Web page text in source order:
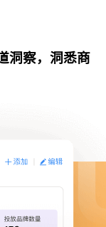
洞察，洞悉商